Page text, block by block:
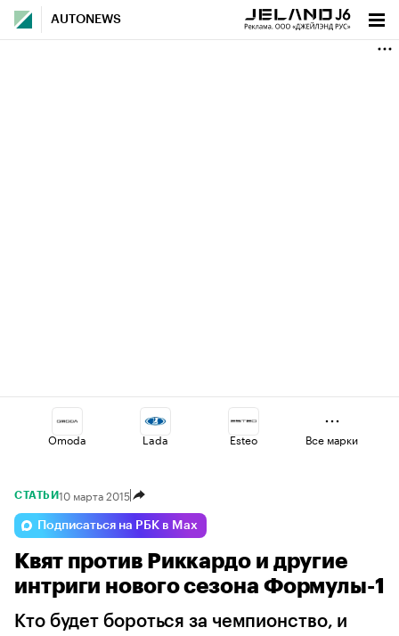
AUTONEWS
Omoda Lada Esteo
Volga Jaecoo
Voyah Haval Changan
Все марки
СТАТЬИ10 марта 2015
Подписаться на РБК в Max
Квят против Риккардо и другие
интриги нового сезона Формулы-1
Кто будет бороться за чемпионство, и